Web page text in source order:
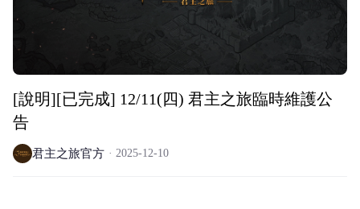
[說明][已完成] 12/11(四) 君主之旅臨時維護公
告
君主之旅官方 2025-12-10